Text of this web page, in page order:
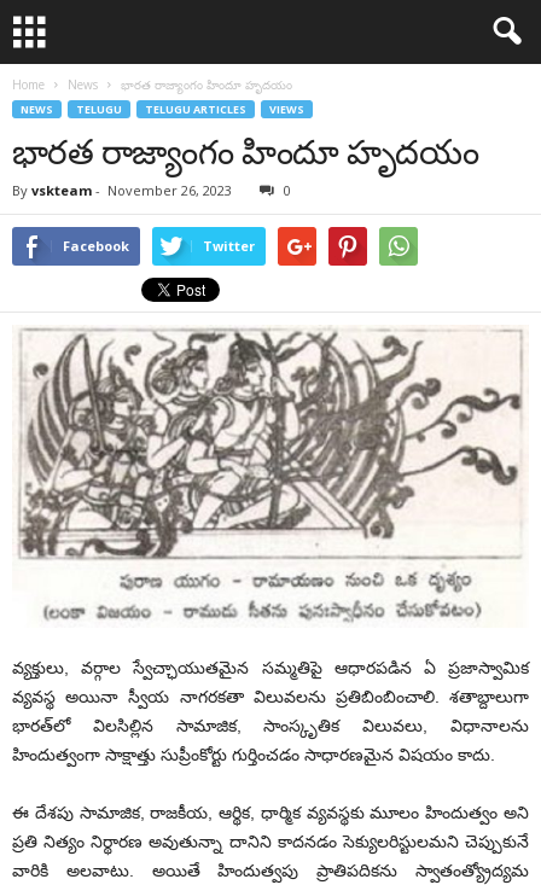
Home News భారత రాజ్యాంగం హిందూ హృదయం
NEWS TELUGU TELUGU ARTICLES VIEWS
భారత రాజ్యాంగం హిందూ హృదయం
By vskteam - November 26, 2023 0
Facebook Twitter
వ్యక్తులు, వర్గాల స్వేచ్ఛాయుతమైన సమ్మతిపై ఆధారపడిన ఏ ప్రజాస్వామిక
వ్యవస్థ అయినా స్వీయ నాగరకతా విలువలను ప్రతిబింబించాలి. శతాబ్దాలుగా
భారత్‌లో విలసిల్లిన సామాజిక, సాంస్కృతిక విలువలు, విధానాలను
హిందుత్వంగా సాక్షాత్తు సుప్రీంకోర్టు గుర్తించడం సాధారణమైన విషయం కాదు.
ఈ దేశపు సామాజిక, రాజకీయ, ఆర్థిక, ధార్మిక వ్యవస్థకు మూలం హిందుత్వం అని
ప్రతి నిత్యం నిర్థారణ అవుతున్నా దానిని కాదనడం సెక్యులరిస్టులమని చెప్పుకునే
వారికి అలవాటు. అయితే హిందుత్వపు ప్రాతిపదికను స్వాతంత్య్రోద్యమ